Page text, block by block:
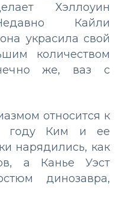
Хэллоуин
Кайли
украсила свой
количеством
же, ваз с
относится к
году Ким и ее
нарядились, как
а Канье Уэст
динозавра,